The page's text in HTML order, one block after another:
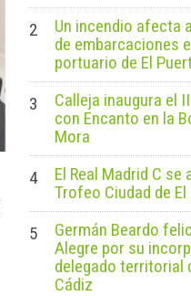
2
Un incendio afecta
de embarcaciones
portuario de El
3
Calleja inaugura el
con Encanto en la
Mora
4
El Real Madrid C se
Trofeo Ciudad de
5
Germán Beardo
Alegre por su
delegado territorial
Cádiz